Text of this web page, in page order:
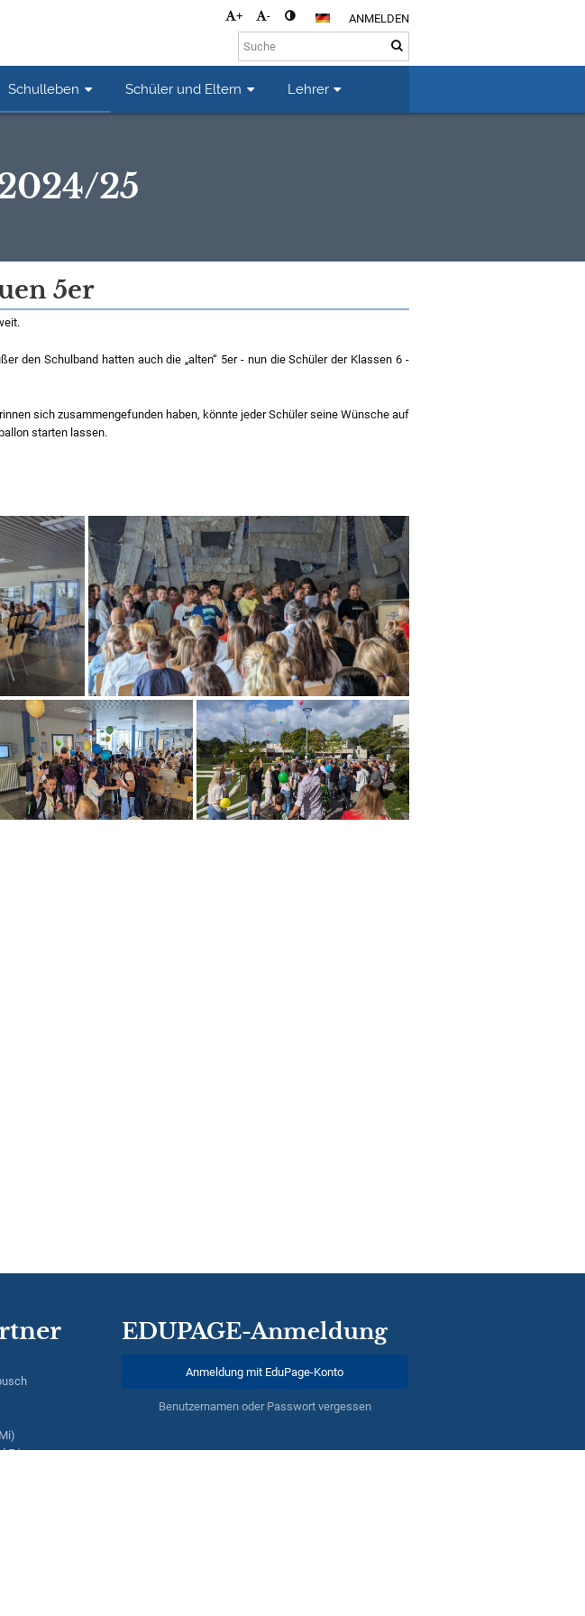
+ - ANMELDEN
Schulleben Schüler und Eltern Lehrer
25
5er
den Schulband hatten auch die „alten“ 5er - nun die Schüler der Klassen 6 -
sich zusammengefunden haben, könnte jeder Schüler seine Wünsche auf
starten lassen.
Fr)
EDUPAGE-Anmeldung
Anmeldung mit EduPage-Konto
Benutzernamen oder Passwort vergessen